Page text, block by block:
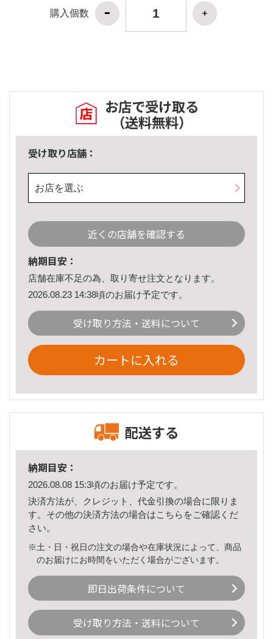
購入個数
お店で受け取る
（送料無料）
受け取り店舗：
お店を選ぶ
近くの店舗を確認する
納期目安：
店舗在庫不足の為、取り寄せ注文となります。
2026.08.23 14:38頃のお届け予定です。
受け取り方法・送料について
カートに入れる
配送する
納期目安：
2026.08.08 15:3頃のお届け予定です。
決済方法が、クレジット、代金引換の場合に限りま
す。その他の決済方法の場合はこちら をご確認くだ
さい。
※土・日・祝日の注文の場合や在庫状況によって、商品
のお届けにお時間をいただく場合がございます。
即日出荷条件について
受け取り方法・送料について